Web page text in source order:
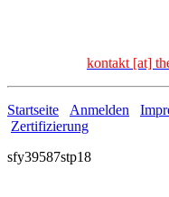
kontakt [at]
Startseite Anmelden
Zertifizierung
sfy39587stp18